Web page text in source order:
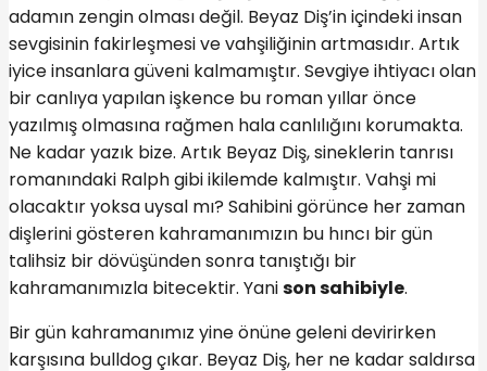
adamın zengin olması değil. Beyaz Diş’in içindeki insan
sevgisinin fakirleşmesi ve vahşiliğinin artmasıdır. Artık
iyice insanlara güveni kalmamıştır. Sevgiye ihtiyacı olan
bir canlıya yapılan işkence bu roman yıllar önce
yazılmış olmasına rağmen hala canlılığını korumakta.
Ne kadar yazık bize. Artık Beyaz Diş, sineklerin tanrısı
romanındaki Ralph gibi ikilemde kalmıştır. Vahşi mi
olacaktır yoksa uysal mı? Sahibini görünce her zaman
dişlerini gösteren kahramanımızın bu hıncı bir gün
talihsiz bir dövüşünden sonra tanıştığı bir
kahramanımızla bitecektir. Yanison sahibiyle.
Bir gün kahramanımız yine önüne geleni devirirken
karşısına bulldog çıkar. Beyaz Diş, her ne kadar saldırsa